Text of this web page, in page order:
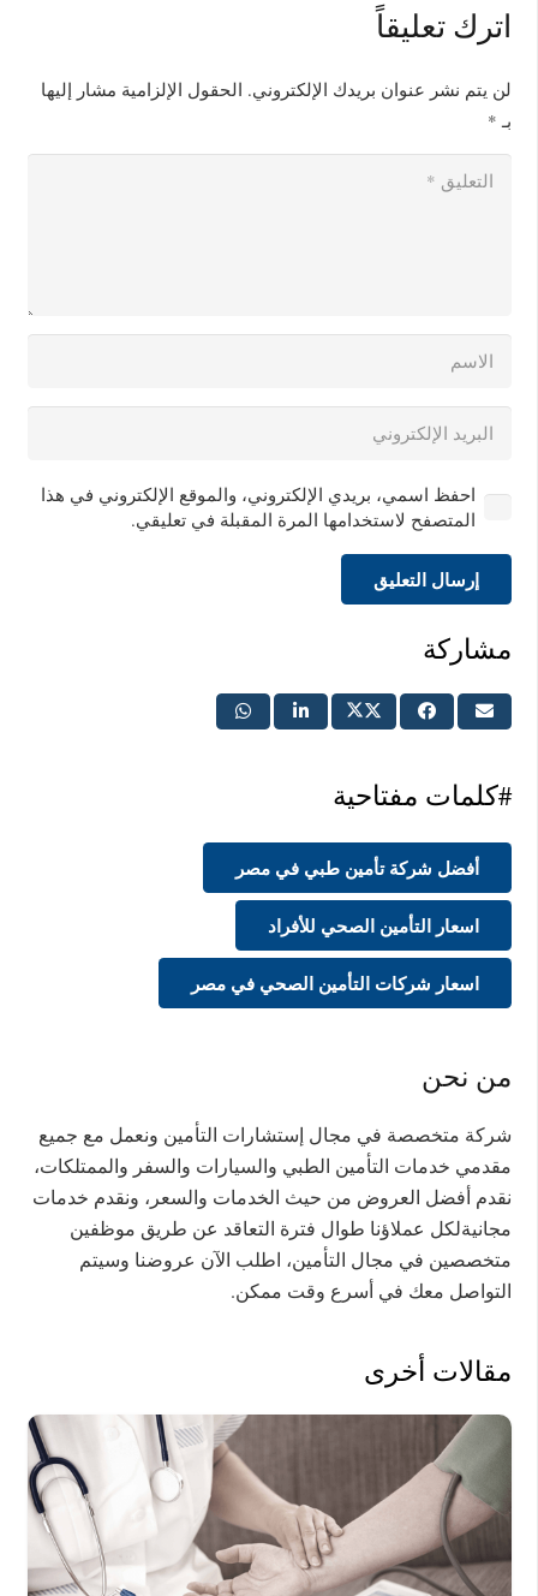
اترك تعليقاً
لن يتم نشر عنوان بريدك الإلكتروني. الحقول الإلزامية مشار إليها
بـ *
احفظ اسمي، بريدي الإلكتروني، والموقع الإلكتروني في هذا
المتصفح لاستخدامها المرة المقبلة في تعليقي.
إرسال التعليق
مشاركة
#كلمات مفتاحية
أفضل شركة تأمين طبي في مصر
اسعار التأمين الصحي للأفراد
اسعار شركات التأمين الصحي في مصر
من نحن
شركة متخصصة في مجال إستشارات التأمين ونعمل مع جميع
مقدمي خدمات التأمين الطبي والسيارات والسفر والممتلكات،
نقدم أفضل العروض من حيث الخدمات والسعر، ونقدم خدمات
مجانيةلكل عملاؤنا طوال فترة التعاقد عن طريق موظفين
متخصصين في مجال التأمين، اطلب الآن عروضنا وسيتم
التواصل معك في أسرع وقت ممكن.
مقالات أخرى